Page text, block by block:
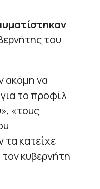
του
ακόμη να
το προφίλ
«τους
τα κατείχε
κυβερνήτη